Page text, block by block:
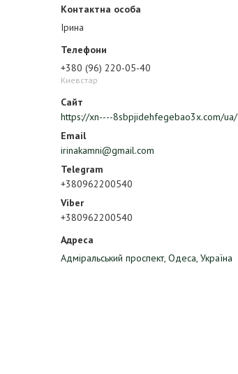
Ірина
+380 (96) 220-05-40
Киевстар
https://xn----8sbpjidehfegebao3x.com/ua/
irinakamni@gmail.com
+380962200540
+380962200540
Адміральський проспект, Одеса, Україна